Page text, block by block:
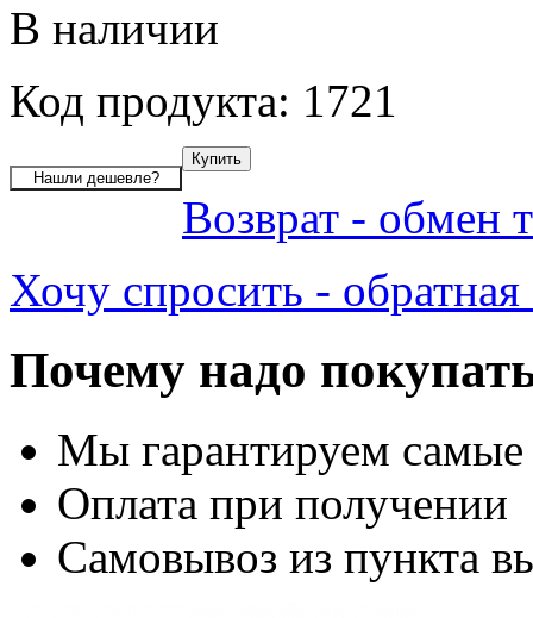
В наличии
Код продукта: 1721
Возврат - обмен
Хочу спросить - обратная
Почему надо
Мы гарантируем
Оплата при получении
Самовывоз из пункта